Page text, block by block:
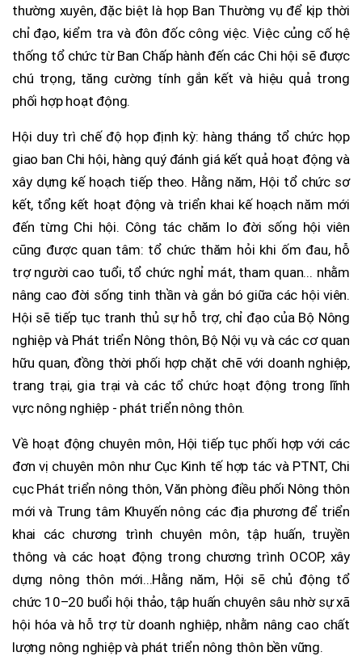
thường xuyên, đặc biệt là họp Ban Thường vụ để kịp thời
chỉ đạo, kiểm tra và đôn đốc công việc. Việc củng cố hệ
thống tổ chức từ Ban Chấp hành đến các Chi hội sẽ được
chú trọng, tăng cường tính gắn kết và hiệu quả trong
phối hợp hoạt động.
Hội duy trì chế độ họp định kỳ: hàng tháng tổ chức họp
giao ban Chi hội, hàng quý đánh giá kết quả hoạt động và
xây dựng kế hoạch tiếp theo. Hằng năm, Hội tổ chức sơ
kết, tổng kết hoạt động và triển khai kế hoạch năm mới
đến từng Chi hội. Công tác chăm lo đời sống hội viên
cũng được quan tâm: tổ chức thăm hỏi khi ốm đau, hỗ
trợ người cao tuổi, tổ chức nghỉ mát, tham quan... nhằm
nâng cao đời sống tinh thần và gắn bó giữa các hội viên.
Hội sẽ tiếp tục tranh thủ sự hỗ trợ, chỉ đạo của Bộ Nông
nghiệp và Phát triển Nông thôn, Bộ Nội vụ và các cơ quan
hữu quan, đồng thời phối hợp chặt chẽ với doanh nghiệp,
trang trại, gia trại và các tổ chức hoạt động trong lĩnh
vực nông nghiệp - phát triển nông thôn.
Về hoạt động chuyên môn, Hội tiếp tục phối hợp với các
đơn vị chuyên môn như Cục Kinh tế hợp tác và PTNT, Chi
cục Phát triển nông thôn, Văn phòng điều phối Nông thôn
mới và Trung tâm Khuyến nông các địa phương để triển
khai các chương trình chuyên môn, tập huấn, truyền
thông và các hoạt động trong chương trình OCOP, xây
dựng nông thôn mới...Hằng năm, Hội sẽ chủ động tổ
chức 10–20 buổi hội thảo, tập huấn chuyên sâu nhờ sự xã
hội hóa và hỗ trợ từ doanh nghiệp, nhằm nâng cao chất
lượng nông nghiệp và phát triển nông thôn bền vững.